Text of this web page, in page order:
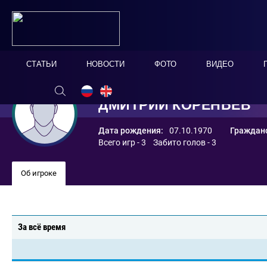
СТАТЬИ НОВОСТИ ФОТО ВИДЕО
ДМИТРИЙ КОРЕНЬЕВ
Дата рождения: 07.10.1970
Всего игр - 3 Забито голов - 3
Об игроке
За всё время